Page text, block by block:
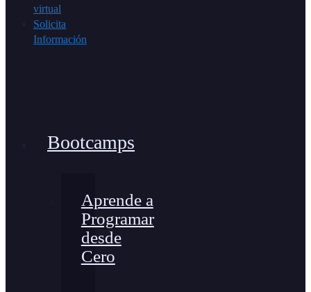
virtual
Solicita
Información
Bootcamps
Aprende a
Programar
desde
Cero